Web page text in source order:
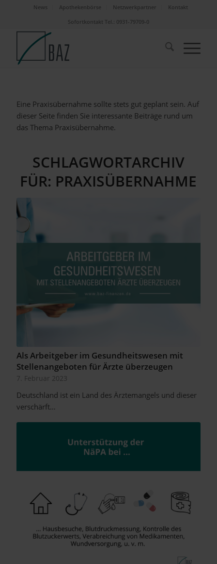
News Apothekenbörse Netzwerkpartner
Kontakt
Sofortkontakt Tel.: 0931-79709-0
Eine Praxisübernahme sollte stets gut geplant sein. Auf
dieser Seite finden Sie interessante Beiträge rund um
das Thema Praxisübernahme.
SCHLAGWORTARCHIV
FÜR: PRAXISÜBERNAHME
Als Arbeitgeber im Gesundheitswesen mit
Stellenangeboten für Ärzte überzeugen
7. Februar 2023
Deutschland ist ein Land des Ärztemangels und dieser
verschärft…